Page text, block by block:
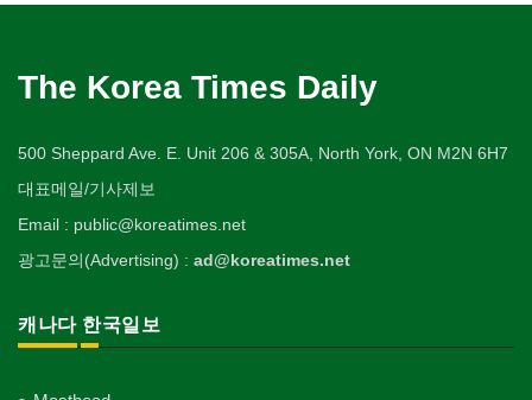
The Korea Times Daily
500 Sheppard Ave. E. Unit 206 & 305A, North York, ON M2N 6H7
대표메일/기사제보
Email : public@koreatimes.net
광고문의(Advertising) : ad@koreatimes.net
캐나다 한국일보